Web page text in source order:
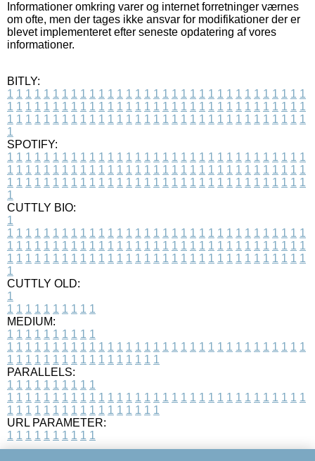
Informationer omkring varer og internet forretninger værnes
om ofte, men der tages ikke ansvar for modifikationer der er
blevet implementeret efter seneste opdatering af vores
informationer.
BITLY:
1 1 1 1 1 1 1 1 1 1 1 1 1 1 1 1 1 1 1 1 1 1 1 1 1 1 1 1 1 1 1 1 1
1 1 1 1 1 1 1 1 1 1 1 1 1 1 1 1 1 1 1 1 1 1 1 1 1 1 1 1 1 1 1 1 1
1 1 1 1 1 1 1 1 1 1 1 1 1 1 1 1 1 1 1 1 1 1 1 1 1 1 1 1 1 1 1 1 1
1
SPOTIFY:
1 1 1 1 1 1 1 1 1 1 1 1 1 1 1 1 1 1 1 1 1 1 1 1 1 1 1 1 1 1 1 1 1
1 1 1 1 1 1 1 1 1 1 1 1 1 1 1 1 1 1 1 1 1 1 1 1 1 1 1 1 1 1 1 1 1
1 1 1 1 1 1 1 1 1 1 1 1 1 1 1 1 1 1 1 1 1 1 1 1 1 1 1 1 1 1 1 1 1
1
CUTTLY BIO:
1
1 1 1 1 1 1 1 1 1 1 1 1 1 1 1 1 1 1 1 1 1 1 1 1 1 1 1 1 1 1 1 1 1
1 1 1 1 1 1 1 1 1 1 1 1 1 1 1 1 1 1 1 1 1 1 1 1 1 1 1 1 1 1 1 1 1
1 1 1 1 1 1 1 1 1 1 1 1 1 1 1 1 1 1 1 1 1 1 1 1 1 1 1 1 1 1 1 1 1
1
CUTTLY OLD:
1
1 1 1 1 1 1 1 1 1 1
MEDIUM:
1 1 1 1 1 1 1 1 1 1
1 1 1 1 1 1 1 1 1 1 1 1 1 1 1 1 1 1 1 1 1 1 1 1 1 1 1 1 1 1 1 1 1
1 1 1 1 1 1 1 1 1 1 1 1 1 1 1 1 1
PARALLELS:
1 1 1 1 1 1 1 1 1 1
1 1 1 1 1 1 1 1 1 1 1 1 1 1 1 1 1 1 1 1 1 1 1 1 1 1 1 1 1 1 1 1 1
1 1 1 1 1 1 1 1 1 1 1 1 1 1 1 1 1
URL PARAMETER:
1 1 1 1 1 1 1 1 1 1